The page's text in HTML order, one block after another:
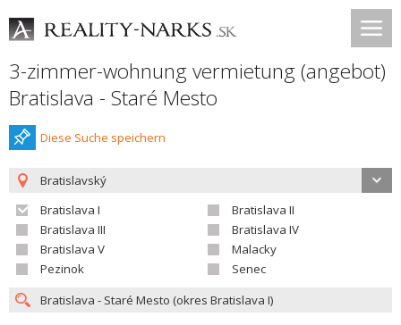
3-zimmer-wohnung vermietung (angebot)
Bratislava - Staré Mesto
Diese Suche speichern
Bratislavský
Bratislava I
Bratislava II
Bratislava III
Bratislava IV
Bratislava V
Malacky
Pezinok
Senec